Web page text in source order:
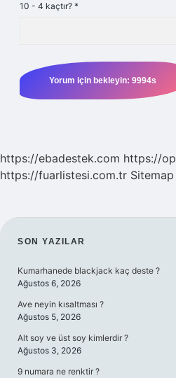
10 - 4 kaçtır? *
https://ebadestek.com https://
https://fuarlistesi.com.tr Sitemap
SIDEBAR
SON YAZILAR
Kumarhanede blackjack kaç deste ?
Ağustos 6, 2026
Ave neyin kısaltması ?
Ağustos 5, 2026
Alt soy ve üst soy kimlerdir ?
Ağustos 3, 2026
9 numara ne renktir ?